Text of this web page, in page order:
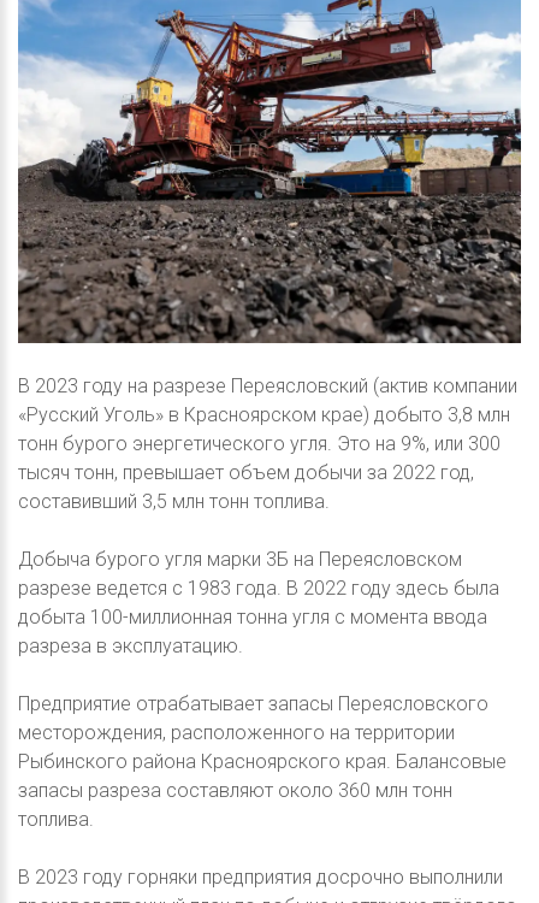
В 2023 году на разрезе Переясловский (актив компании
«Русский Уголь» в Красноярском крае) добыто 3,8 млн
тонн бурого энергетического угля. Это на 9%, или 300
тысяч тонн, превышает объем добычи за 2022 год,
составивший 3,5 млн тонн топлива.
Добыча бурого угля марки 3Б на Переясловском
разрезе ведется с 1983 года. В 2022 году здесь была
добыта 100-миллионная тонна угля с момента ввода
разреза в эксплуатацию.
Предприятие отрабатывает запасы Переясловского
месторождения, расположенного на территории
Рыбинского района Красноярского края. Балансовые
запасы разреза составляют около 360 млн тонн
топлива.
В 2023 году горняки предприятия досрочно выполнили